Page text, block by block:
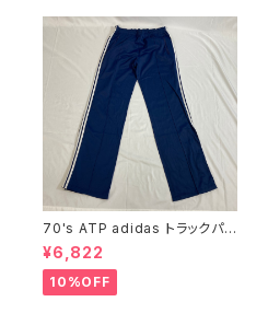
70's ATP adidas トラックパン
ツ ネイビー
¥6,822
10%OFF